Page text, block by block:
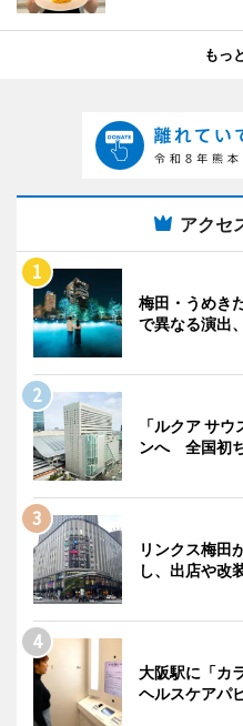
もっ
アクセ
梅田・うめき
で異なる演出
「ルクア サ
ンへ 全国初
リンクス梅
し、出店や改
大阪駅に「カ
ヘルスケアパ